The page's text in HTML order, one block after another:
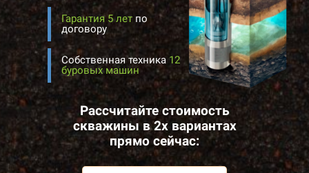
Собственная техника 12
буровых машин
Рассчитайте стоимость
скважины в 2х вариантах
прямо сейчас:
Гарантия 5 лет по
договору